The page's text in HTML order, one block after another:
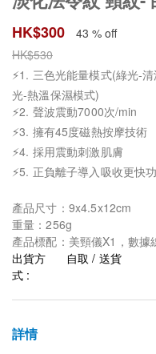
HK$300
43 % off
HK$530
⚡1. 三色光能量模式(綠光-
光-熱溫保濕模式)
⚡2. 聲波震動7000次/min
⚡3. 擁有45度磁熱按摩技術
⚡4. 採用震動刺激肌膚
⚡5. 正負離子導入吸收更快
產品尺寸：9x4.5x12cm
重量：256g
產品標配：美頸儀X1，數據
出貨方
式 :
自取 / 送貨
詳情